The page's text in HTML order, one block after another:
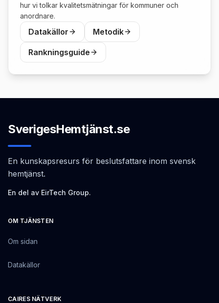
hur vi tolkar kvalitetsmätningar för kommuner och
anordnare.
Datakällor Metodik
Rankningsguide
SverigesHemtjänst.se
En kunskapsresurs för beslutsfattare inom svensk
hemtjänst.
En del av EirTech Group.
OM TJÄNSTEN
Om sidan
Datakällor
CAIRES NÄTVERK